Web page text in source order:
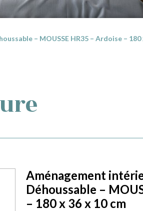
– MOUSSE HR35 – Ardoise – 180
Aménagement
Déhoussable –
– 180 x 36 x 10 cm